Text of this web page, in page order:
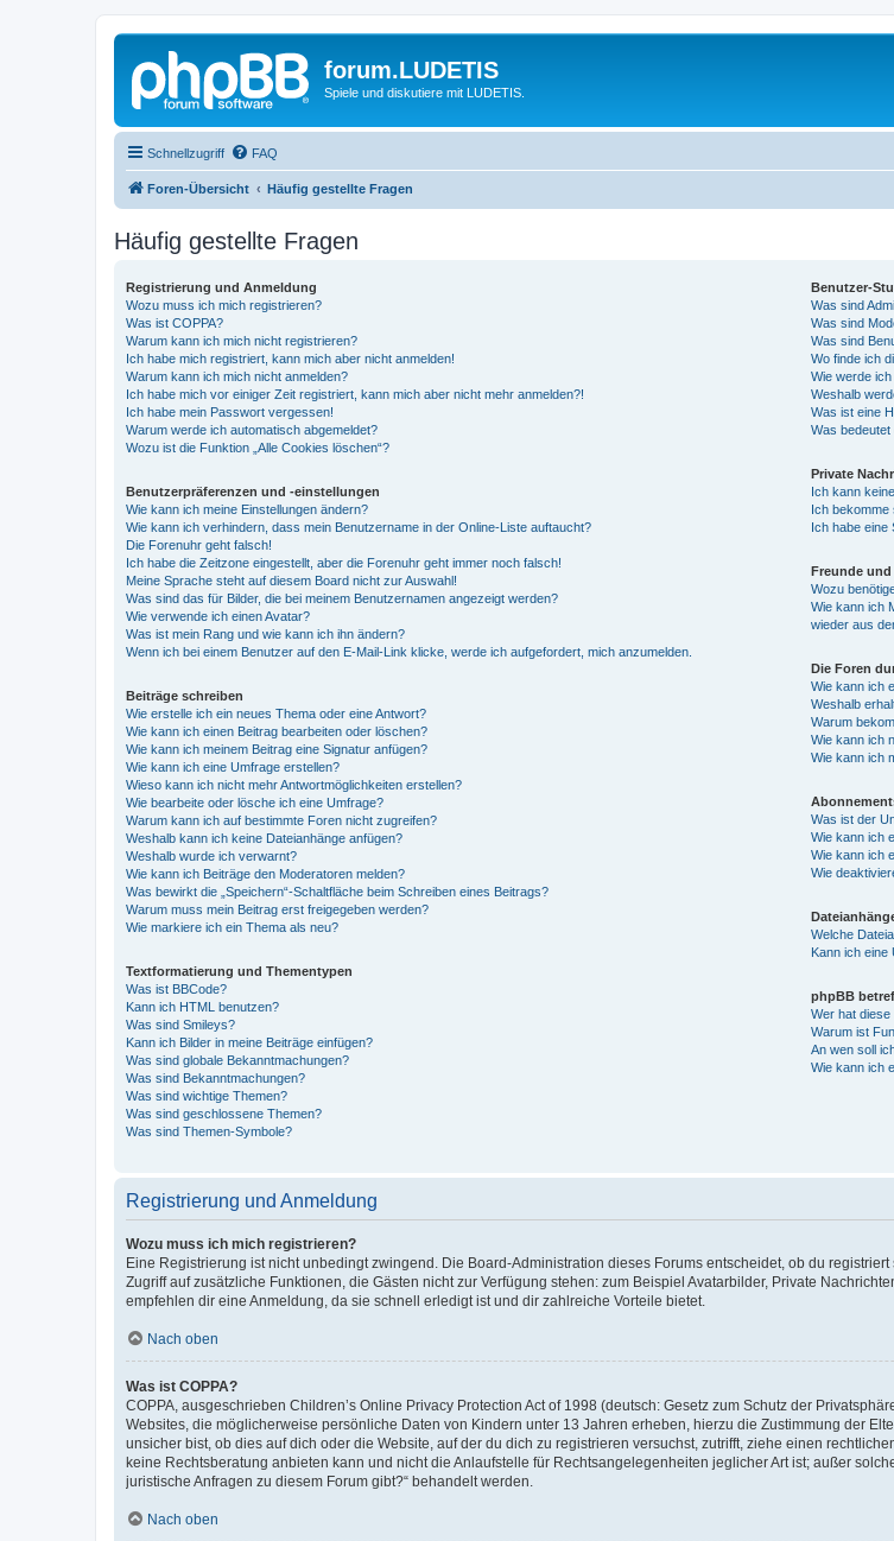
forum.LUDETIS
Spiele und diskutiere mit LUDETIS.
Schnellzugriff FAQ
Foren-Übersicht Häufig gestellte Fragen
Häufig gestellte Fragen
Registrierung und Anmeldung
Wozu muss ich mich registrieren?
Was ist COPPA?
Warum kann ich mich nicht registrieren?
Ich habe mich registriert, kann mich aber nicht anmelden!
Warum kann ich mich nicht anmelden?
Ich habe mich vor einiger Zeit registriert, kann mich aber nicht mehr anmelden?!
Ich habe mein Passwort vergessen!
Warum werde ich automatisch abgemeldet?
Wozu ist die Funktion „Alle Cookies löschen“?
Benutzerpräferenzen und -einstellungen
Wie kann ich meine Einstellungen ändern?
Wie kann ich verhindern, dass mein Benutzername in der Online-Liste auftaucht?
Die Forenuhr geht falsch!
Ich habe die Zeitzone eingestellt, aber die Forenuhr geht immer noch falsch!
Meine Sprache steht auf diesem Board nicht zur Auswahl!
Was sind das für Bilder, die bei meinem Benutzernamen angezeigt werden?
Wie verwende ich einen Avatar?
Was ist mein Rang und wie kann ich ihn ändern?
Wenn ich bei einem Benutzer auf den E-Mail-Link klicke, werde ich aufgefordert, mich anzumelden.
Beiträge schreiben
Wie erstelle ich ein neues Thema oder eine Antwort?
Wie kann ich einen Beitrag bearbeiten oder löschen?
Wie kann ich meinem Beitrag eine Signatur anfügen?
Wie kann ich eine Umfrage erstellen?
Wieso kann ich nicht mehr Antwortmöglichkeiten erstellen?
Wie bearbeite oder lösche ich eine Umfrage?
Warum kann ich auf bestimmte Foren nicht zugreifen?
Weshalb kann ich keine Dateianhänge anfügen?
Weshalb wurde ich verwarnt?
Wie kann ich Beiträge den Moderatoren melden?
Was bewirkt die „Speichern“-Schaltfläche beim Schreiben eines Beitrags?
Warum muss mein Beitrag erst freigegeben werden?
Wie markiere ich ein Thema als neu?
Textformatierung und Thementypen
Was ist BBCode?
Kann ich HTML benutzen?
Was sind Smileys?
Kann ich Bilder in meine Beiträge einfügen?
Was sind globale Bekanntmachungen?
Was sind Bekanntmachungen?
Was sind wichtige Themen?
Was sind geschlossene Themen?
Was sind Themen-Symbole?
Benutzer-
Was sind
Was sind
Was sind
Wo finde ich
Wie werde
Weshalb
Was ist eine
Was bedeutet
Private
Ich kann
Ich bekomme
Ich habe eine
Freunde
Wozu
Wie kann ich
wieder aus
Die Foren
Wie kann ich
Weshalb
Warum
Wie kann ich
Wie kann ich
Was ist der
Wie kann ich
Wie kann ich
Wie
Welche
Kann ich eine
phpBB
Wer hat
Warum ist
An wen soll
Wie kann ich
Registrierung und Anmeldung
Wozu muss ich mich registrieren?
Eine Registrierung ist nicht unbedingt zwingend. Die Board-Administration dieses Forums entscheidet, ob du
Zugriff auf zusätzliche Funktionen, die Gästen nicht zur Verfügung stehen: zum Beispiel Avatarbilder, Private
empfehlen dir eine Anmeldung, da sie schnell erledigt ist und dir zahlreiche Vorteile bietet.
Nach oben
Was ist COPPA?
COPPA, ausgeschrieben Children’s Online Privacy Protection Act of 1998 (deutsch: Gesetz zum Schutz der
Websites, die möglicherweise persönliche Daten von Kindern unter 13 Jahren erheben, hierzu die Zustimmung der
unsicher bist, ob dies auf dich oder die Website, auf der du dich zu registrieren versuchst, zutrifft, ziehe einen
keine Rechtsberatung anbieten kann und nicht die Anlaufstelle für Rechtsangelegenheiten jeglicher Art ist; außer
juristische Anfragen zu diesem Forum gibt?“ behandelt werden.
Nach oben